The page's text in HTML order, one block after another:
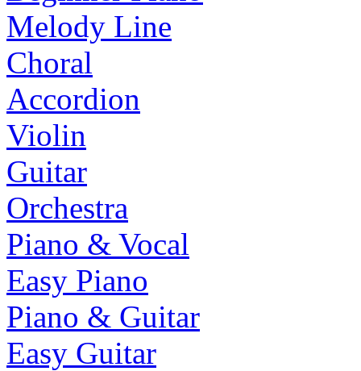
Melody Line
Choral
Accordion
Violin
Guitar
Orchestra
Piano & Vocal
Easy Piano
Piano & Guitar
Easy Guitar